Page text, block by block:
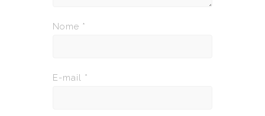
Nome *
E-mail *